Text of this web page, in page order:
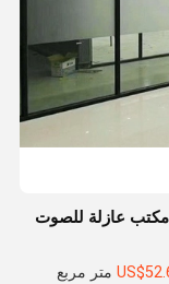
مكتب عازلة للصوت